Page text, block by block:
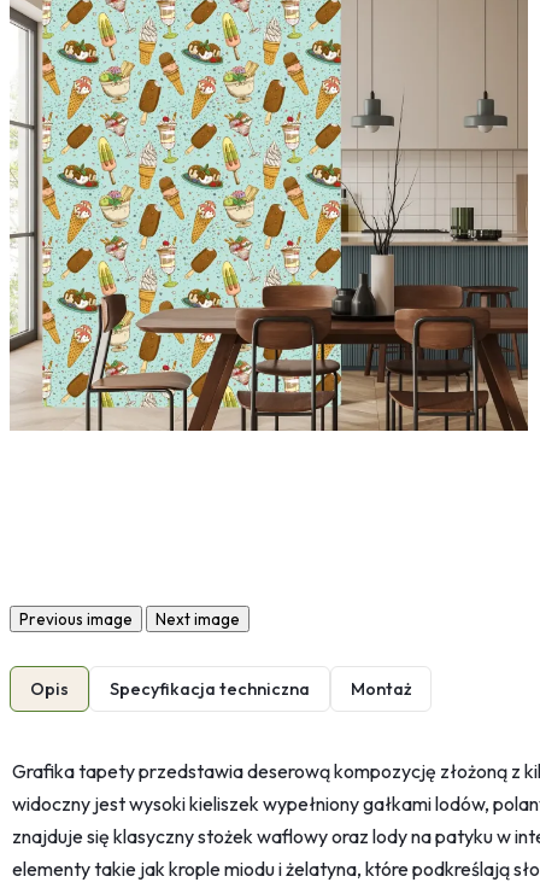
Previous image Next image
Opis Specyfikacja techniczna Montaż
Grafika tapety przedstawia deserową kompozycję złożoną z
widoczny jest wysoki kieliszek wypełniony gałkami lodów,
znajduje się klasyczny stożek waflowy oraz lody na patyku w
elementy takie jak krople miodu i żelatyna, które podkreślają